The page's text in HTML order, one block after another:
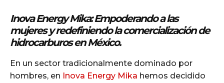
Inova Energy Mika: Empoderando a las
mujeres y redefiniendo la comercialización de
hidrocarburos en México.
En un sector tradicionalmente dominado por
hombres, en Inova Energy Mika hemos decidido